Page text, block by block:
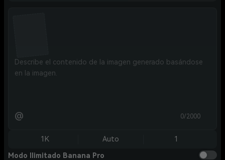
@ 0/2000
1K Auto 1
Modo Ilimitado Banana Pro